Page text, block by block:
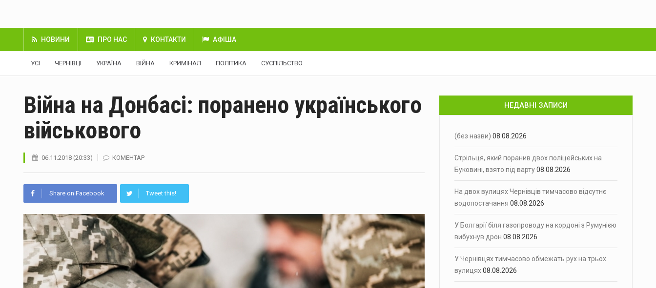
НОВИНИ ПРО НАС КОНТАКТИ АФІША
УСІ ЧЕРНІВЦІ УКРАЇНА ВІЙНА КРИМІНАЛ ПОЛІТИКА СУСПІЛЬСТВО
Війна на Донбасі: поранено українського
військового
06.11.2018 (20:33) КОМЕНТАР
Share on Facebook Tweet this!
НЕДАВНІ ЗАПИСИ
(без назви) 08.08.2026
Стрільця, який поранив двох поліцейських на
Буковині, взято під варту08.08.2026
На двох вулицях Чернівців тимчасово відсутнє
водопостачання 08.08.2026
У Болгарії біля газопроводу на кордоні з Румунією
вибухнув дрон 08.08.2026
У Чернівцях тимчасово обмежать рух на трьох
вулицях08.08.2026